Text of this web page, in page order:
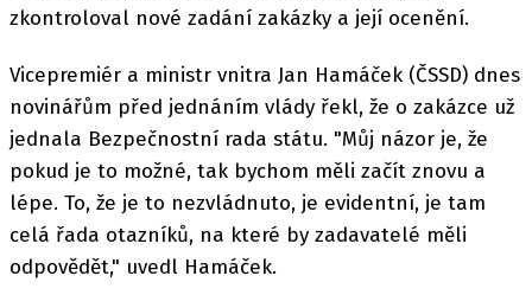
zkontroloval nové zadání zakázky a její ocenění.
Vicepremiér a ministr vnitra Jan Hamáček (ČSSD) dnes
novinářům před jednáním vlády řekl, že o zakázce už
jednala Bezpečnostní rada státu. "Můj názor je, že
pokud je to možné, tak bychom měli začít znovu a
lépe. To, že je to nezvládnuto, je evidentní, je tam
celá řada otazníků, na které by zadavatelé měli
odpovědět," uvedl Hamáček.